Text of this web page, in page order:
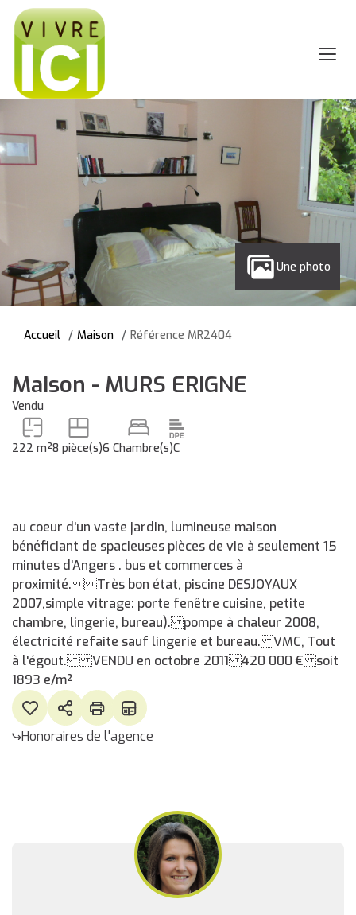
Une photo
Accueil Maison Référence MR2404
Maison - MURS ERIGNE
Vendu
222 m²8 pièce(s)6 Chambre(s)C
au coeur d'un vaste jardin, lumineuse maison
bénéficiant de spacieuses pièces de vie à seulement 15
minutes d'Angers . bus et commerces à
proximité. Très bon état, piscine DESJOYAUX
2007,simple vitrage: porte fenêtre cuisine, petite
chambre, lingerie, bureau). pompe à chaleur 2008,
électricité refaite sauf lingerie et bureau. VMC, Tout
à l'égout. VENDU en octobre 2011 420 000 € soit
1893 e/m²
Honoraires de l'agence